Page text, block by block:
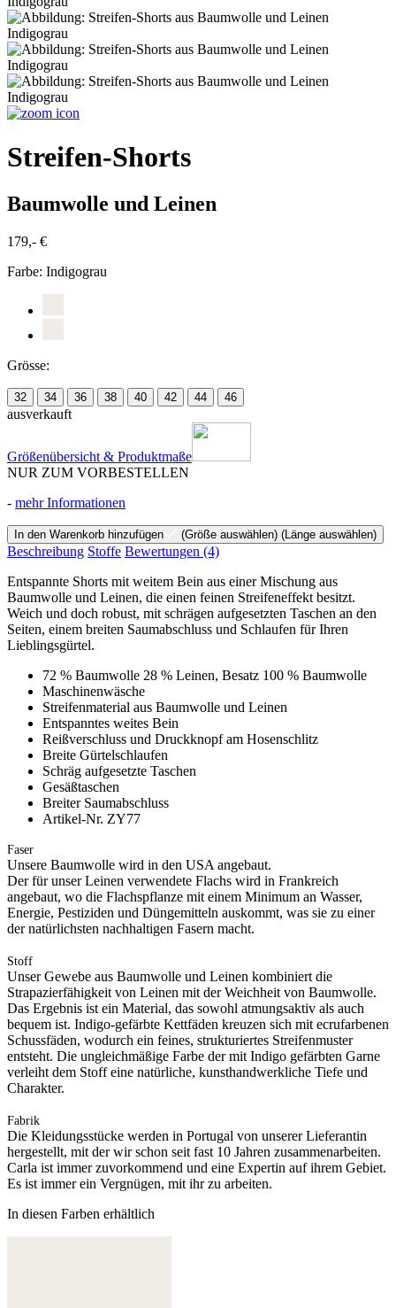
Streifen-Shorts
Baumwolle und Leinen
179,- €
Farbe: Indigograu
Grösse:
32 34 36 38 40 42 44 46
ausverkauft
Größenübersicht & Produktmaße
NUR ZUM VORBESTELLEN
- mehr Informationen
In den Warenkorb hinzufügen (Größe auswählen) (Länge auswählen)
Beschreibung Stoffe Bewertungen (4)
Entspannte Shorts mit weitem Bein aus einer Mischung aus
Baumwolle und Leinen, die einen feinen Streifeneffekt besitzt.
Weich und doch robust, mit schrägen aufgesetzten Taschen an den
Seiten, einem breiten Saumabschluss und Schlaufen für Ihren
Lieblingsgürtel.
72 % Baumwolle 28 % Leinen, Besatz 100 % Baumwolle
Maschinenwäsche
Streifenmaterial aus Baumwolle und Leinen
Entspanntes weites Bein
Reißverschluss und Druckknopf am Hosenschlitz
Breite Gürtelschlaufen
Schräg aufgesetzte Taschen
Gesäßtaschen
Breiter Saumabschluss
Artikel-Nr. ZY77
Faser
Unsere Baumwolle wird in den USA angebaut.
Der für unser Leinen verwendete Flachs wird in Frankreich
angebaut, wo die Flachspflanze mit einem Minimum an Wasser,
Energie, Pestiziden und Düngemitteln auskommt, was sie zu einer
der natürlichsten nachhaltigen Fasern macht.
Stoff
Unser Gewebe aus Baumwolle und Leinen kombiniert die
Strapazierfähigkeit von Leinen mit der Weichheit von Baumwolle.
Das Ergebnis ist ein Material, das sowohl atmungsaktiv als auch
bequem ist. Indigo-gefärbte Kettfäden kreuzen sich mit ecrufarbenen
Schussfäden, wodurch ein feines, strukturiertes Streifenmuster
entsteht. Die ungleichmäßige Farbe der mit Indigo gefärbten Garne
verleiht dem Stoff eine natürliche, kunsthandwerkliche Tiefe und
Charakter.
Fabrik
Die Kleidungsstücke werden in Portugal von unserer Lieferantin
hergestellt, mit der wir schon seit fast 10 Jahren zusammenarbeiten.
Carla ist immer zuvorkommend und eine Expertin auf ihrem Gebiet.
Es ist immer ein Vergnügen, mit ihr zu arbeiten.
In diesen Farben erhältlich